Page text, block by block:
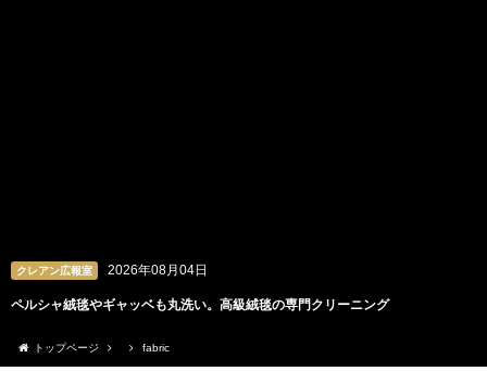
クレアン広報室 2026年08月04日
ペルシャ絨毯やギャッベも丸洗い。高級絨毯の専門クリーニング
トップページ fabric